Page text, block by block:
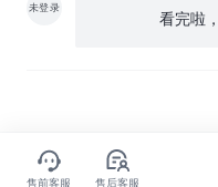
未登录
看完啦，
售前客服 售后客服